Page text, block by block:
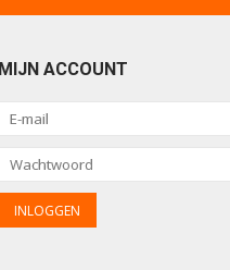
MIJN ACCOUNT